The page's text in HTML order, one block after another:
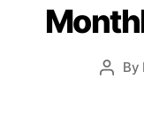
Post
By